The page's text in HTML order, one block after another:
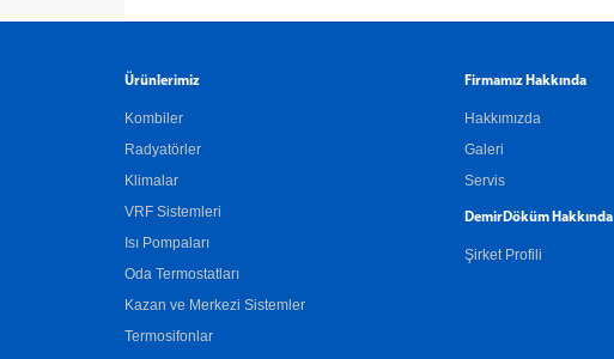
Ürünlerimiz
Kombiler
Radyatörler
Klimalar
VRF Sistemleri
Isı Pompaları
Oda Termostatları
Kazan ve Merkezi Sistemler
Termosifonlar
Firmamız Hakkında
Hakkımızda
Galeri
Servis
DemirDöküm Hakkında
Şirket Profili